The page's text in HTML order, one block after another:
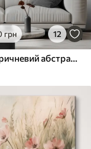
грн 12
Маки на фоні коричневий абстракції